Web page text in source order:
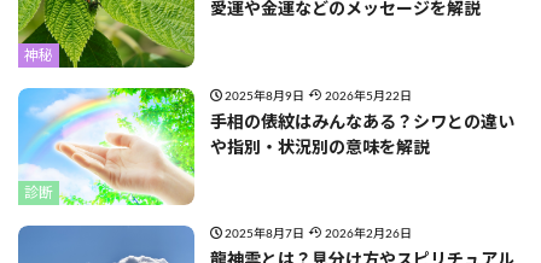
神秘
愛運や金運などのメッセージを解説
診断
2025年8月9日 2026年5月22日
手相の俵紋はみんなある？シワとの違い
や指別・状況別の意味を解説
2025年8月7日 2026年2月26日